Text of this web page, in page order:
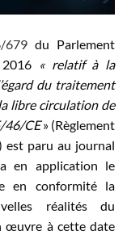
679 du Parlement
« relatif à la
du traitement
libre circulation de
46/CE» (Règlement
est paru au journal
en application le
en conformité la
réalités du
œuvre à cette date